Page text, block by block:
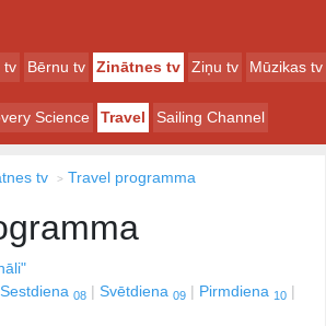
tv Bērnu tv Zinātnes tv Ziņu tv Mūzikas tv
Science Travel Sailing Channel
tv Travel programma
Sestdiena 08 Svētdiena 09 Pirmdiena 10